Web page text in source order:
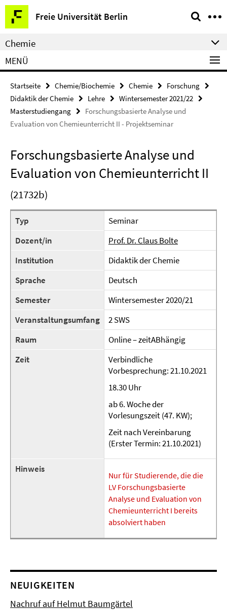
Springe
direkt
zu
Inhalt
Freie Universität Berlin
Service-
Navigation
Chemie
MENÜ
Startseite Chemie/Biochemie Chemie
Forschung
Didaktik der Chemie
Lehre
Wintersemester 2021/22
Masterstudiengang
Forschungsbasierte Analyse und
Evaluation von Chemieunterricht II - Projektseminar
Forschungsbasierte Analyse und
Evaluation von Chemieunterricht II
(21732b)
Typ
Seminar
Dozent/in
Prof. Dr. Claus Bolte
Institution
Didaktik der Chemie
Sprache
Deutsch
Semester
Wintersemester 2020/21
Veranstaltungsumfang
2 SWS
Raum
Online – zeitABhängig
Zeit
Verbindliche
Vorbesprechung: 21.10.2021
18.30 Uhr
ab 6. Woche der
Vorlesungszeit (47. KW);
Zeit nach Vereinbarung
(Erster Termin: 21.10.2021)
Hinweis
Nur für Studierende, die die
LV Forschungsbasierte
Analyse und Evaluation von
Chemieunterricht I bereits
absolviert haben
NEUIGKEITEN
Nachruf auf Helmut Baumgärtel